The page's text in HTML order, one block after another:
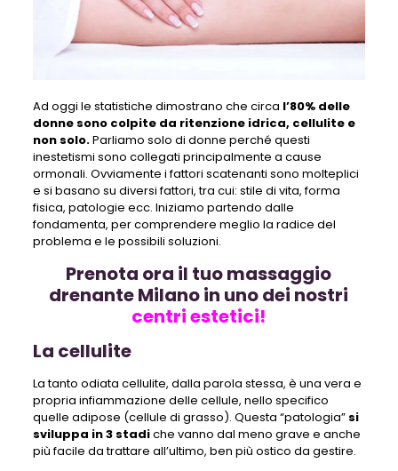
Ad oggi le statistiche dimostrano che circa l’80% delle
donne sono colpite da ritenzione idrica, cellulite e
non solo.Parliamo solo di donne perché questi
inestetismi sono collegati principalmente a cause
ormonali. Ovviamente i fattori scatenanti sono molteplici
e si basano su diversi fattori, tra cui: stile di vita, forma
fisica, patologie ecc. Iniziamo partendo dalle
fondamenta, per comprendere meglio la radice del
problema e le possibili soluzioni.
Prenota ora il tuo massaggio
drenante Milano in uno dei nostri
centri estetici!
La cellulite
La tanto odiata cellulite, dalla parola stessa, è una vera e
propria infiammazione delle cellule, nello specifico
quelle adipose (cellule di grasso). Questa “patologia” si
sviluppa in 3 stadiche vanno dal meno grave e anche
più facile da trattare all’ultimo, ben più ostico da gestire.